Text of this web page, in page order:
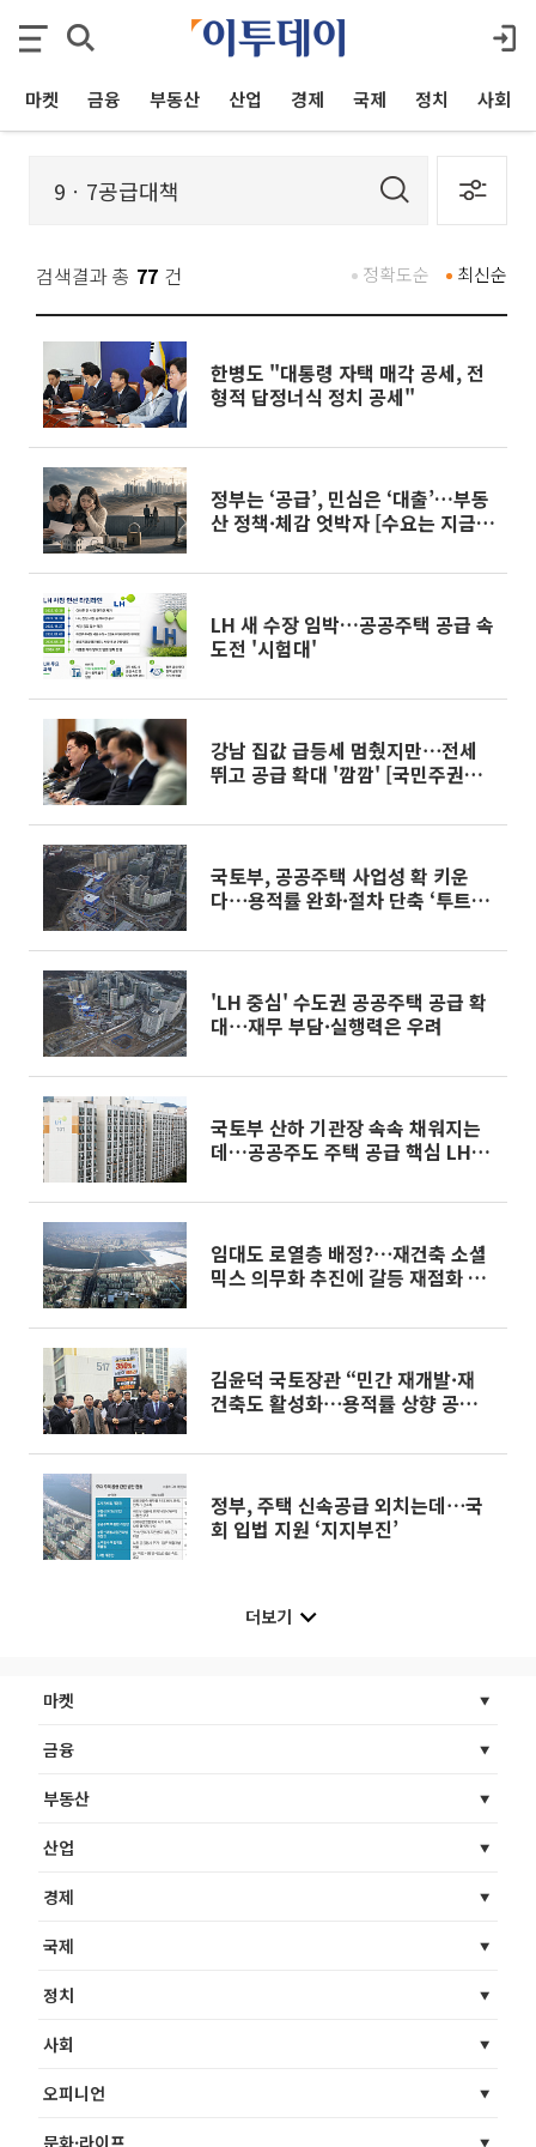
마켓 금융 부동산 산업 경제 국제 정치 사회
검색결과 총 77 건 최신순
정확도순
한병도 "대통령 자택 매각 공세, 전
형적 답정너식 정치 공세"
정부는 ‘공급’, 민심은 ‘대출’…부동
산 정책·체감 엇박자 [수요는 지금,
LH 새 수장 임박…공공주택 공급 속
도전 '시험대'
강남 집값 급등세 멈췄지만⋯전세
뛰고 공급 확대 '깜깜' [국민주권정
국토부, 공공주택 사업성 확 키운
다⋯용적률 완화·절차 단축 ‘투트
'LH 중심' 수도권 공공주택 공급 확
대⋯재무 부담·실행력은 우려
국토부 산하 기관장 속속 채워지는
데…공공주도 주택 공급 핵심 LH는
임대도 로열층 배정?⋯재건축 소셜
믹스 의무화 추진에 갈등 재점화 우
김윤덕 국토장관 “민간 재개발·재
건축도 활성화⋯용적률 상향 공론화
정부, 주택 신속공급 외치는데⋯국
회 입법 지원 ‘지지부진’
더보기
마켓
금융
부동산
산업
경제
국제
정치
사회
오피니언
문화·라이프